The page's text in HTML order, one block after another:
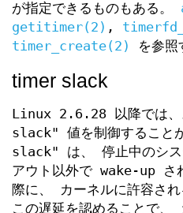
が指定できるものもある。
getitimer(2) ,
timer_create(2)
を参照
timer slack
Linux 2.6.28 以降では
slack" 値を制御すること
slack" は、 停止中のシス
アウト以外で wake-up さ
際に、 カーネルに許容され
この遅延を認めることで